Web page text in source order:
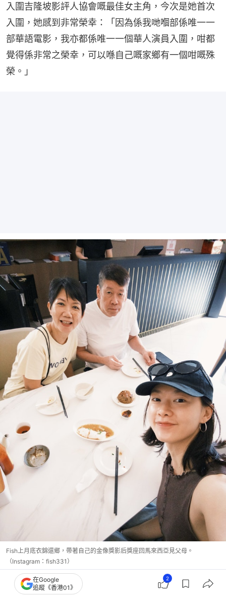
入圍吉隆坡影評人協會嘅最佳女主角，今次是她首次
入圍，她感到非常榮幸：「因為係我哋嗰部係唯一一
部華語電影，我亦都係唯一一個華人演員入圍，咁都
覺得係非常之榮幸，可以喺自己嘅家鄉有一個咁嘅殊
榮。」
Fish上月底衣錦還鄉，帶著自己的金像獎影后獎座回馬來西亞見父母。
（Instagram：fish331）
在Google
追蹤《香港01》
2